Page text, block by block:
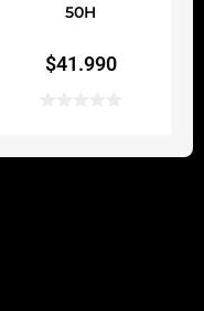
50H
$41.990